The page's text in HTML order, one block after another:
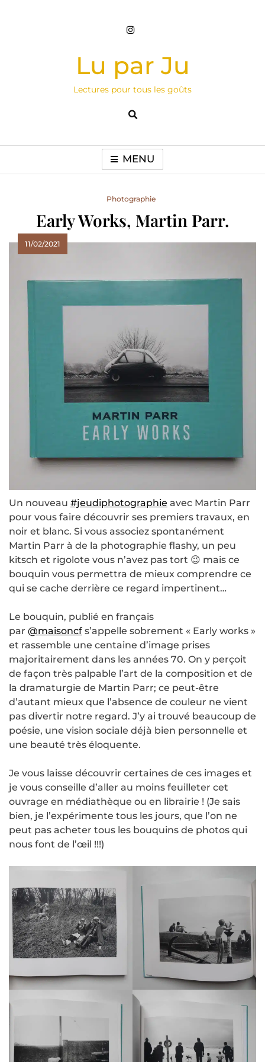
Lu par Ju
Lectures pour tous les goûts
MENU
Photographie
Early Works, Martin Parr.
11/02/2021
Un nouveau #jeudiphotographie avec Martin Parr
pour vous faire découvrir ses premiers travaux, en
noir et blanc. Si vous associez spontanément
Martin Parr à de la photographie flashy, un peu
kitsch et rigolote vous n’avez pas tort 😉 mais ce
bouquin vous permettra de mieux comprendre ce
qui se cache derrière ce regard impertinent…
Le bouquin, publié en français
par @maisoncf s’appelle sobrement « Early works »
et rassemble une centaine d’image prises
majoritairement dans les années 70. On y perçoit
de façon très palpable l’art de la composition et de
la dramaturgie de Martin Parr; ce peut-être
d’autant mieux que l’absence de couleur ne vient
pas divertir notre regard. J’y ai trouvé beaucoup de
poésie, une vision sociale déjà bien personnelle et
une beauté très éloquente.
Je vous laisse découvrir certaines de ces images et
je vous conseille d’aller au moins feuilleter cet
ouvrage en médiathèque ou en librairie ! (Je sais
bien, je l’expérimente tous les jours, que l’on ne
peut pas acheter tous les bouquins de photos qui
nous font de l’œil !!!)